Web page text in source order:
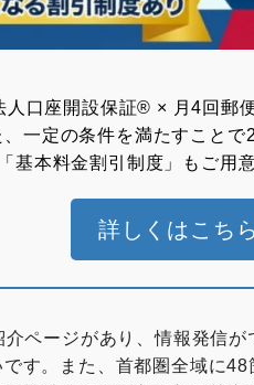
⼈⼝座開設保証® × ⽉4回郵
一定の条件を満たすこと
基本料金割引制度」もご用
詳しくはこちら
ページがあり、情報発信
す。また、首都圏全域に